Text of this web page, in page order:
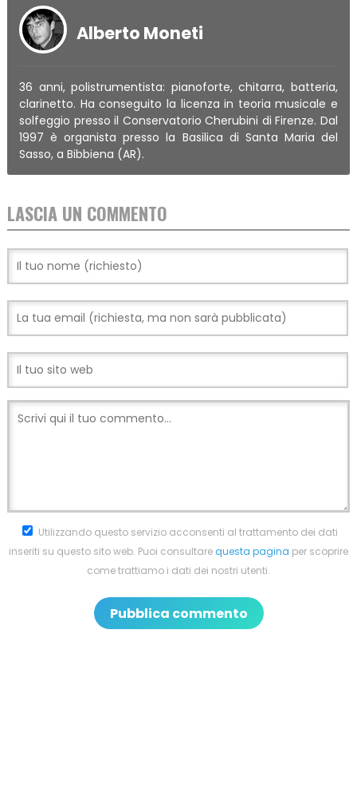
Alberto Moneti
36 anni, polistrumentista: pianoforte, chitarra, batteria,
clarinetto. Ha conseguito la licenza in teoria musicale e
solfeggio presso il Conservatorio Cherubini di Firenze. Dal
1997 è organista presso la Basilica di Santa Maria del
Sasso, a Bibbiena (AR).
LASCIA UN COMMENTO
Utilizzando questo servizio acconsenti al trattamento dei dati
inseriti su questo sito web. Puoi consultarequesta pagina per scoprire
come trattiamo i dati dei nostri utenti.